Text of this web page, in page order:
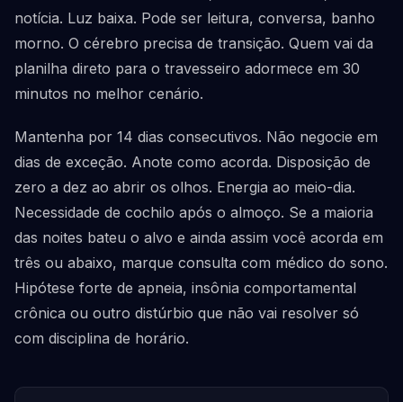
notícia. Luz baixa. Pode ser leitura, conversa, banho
morno. O cérebro precisa de transição. Quem vai da
planilha direto para o travesseiro adormece em 30
minutos no melhor cenário.
Mantenha por 14 dias consecutivos. Não negocie em
dias de exceção. Anote como acorda. Disposição de
zero a dez ao abrir os olhos. Energia ao meio-dia.
Necessidade de cochilo após o almoço. Se a maioria
das noites bateu o alvo e ainda assim você acorda em
três ou abaixo, marque consulta com médico do sono.
Hipótese forte de apneia, insônia comportamental
crônica ou outro distúrbio que não vai resolver só
com disciplina de horário.